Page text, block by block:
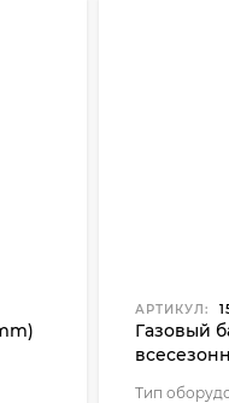
АРТИКУЛ:
Газовый
Тип